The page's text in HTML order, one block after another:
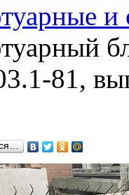
81,